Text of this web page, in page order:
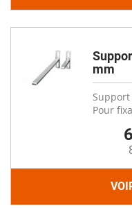
mm
Pour